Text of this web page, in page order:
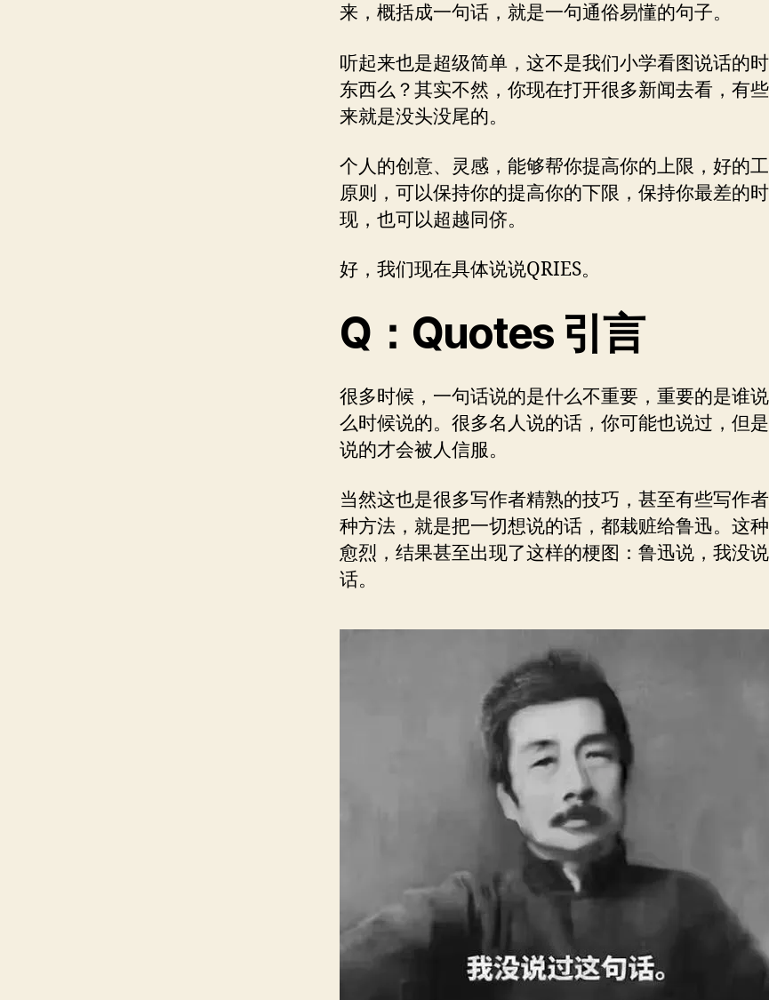
来，概括成一句话，就是一句通俗易懂的句子。
听起来也是超级简单，这不是我们小学看图说话的
东西么？其实不然，你现在打开很多新闻去看，有
来就是没头没尾的。
个人的创意、灵感，能够帮你提高你的上限，好的工
原则，可以保持你的提高你的下限，保持你最差的
现，也可以超越同侪。
好，我们现在具体说说QRIES。
Q：Quotes 引言
很多时候，一句话说的是什么不重要，重要的是谁
么时候说的。很多名人说的话，你可能也说过，但
说的才会被人信服。
当然这也是很多写作者精熟的技巧，甚至有些写作
种方法，就是把一切想说的话，都栽赃给鲁迅。这
愈烈，结果甚至出现了这样的梗图：鲁迅说，我没
话。